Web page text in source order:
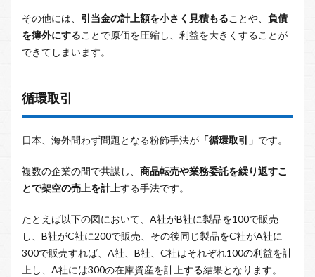
その他には、 引当金の計上額を小さく見積もることや、 負債
を簿外にすることで原価を圧縮し、利益を大きくすることが
できてしまいます。
循環取引
日本、海外問わず問題となる粉飾手法が 「循環取引」 です。
複数の企業の間で共謀し、 商品転売や業務委託を繰り返すこ
とで架空の売上を計上する手法です。
たとえば以下の図において、A社がB社に製品を100で販売
し、B社がC社に200で販売、その後同じ製品をC社がA社に
300で販売すれば、A社、B社、C社はそれぞれ100の利益を計
上し、A社には300の在庫資産を計上する結果となります。